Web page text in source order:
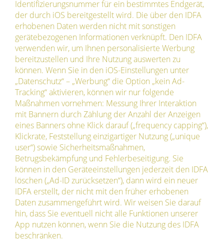
Identifizierungsnummer für ein bestimmtes Endgerät,
der durch iOS bereitgestellt wird. Die über den IDFA
erhobenen Daten werden nicht mit sonstigen
gerätebezogenen Informationen verknüpft. Den IDFA
verwenden wir, um Ihnen personalisierte Werbung
bereitzustellen und Ihre Nutzung auswerten zu
können. Wenn Sie in den iOS-Einstellungen unter
„Datenschutz“ – „Werbung“ die Option „kein Ad-
Tracking“ aktivieren, können wir nur folgende
Maßnahmen vornehmen: Messung Ihrer Interaktion
mit Bannern durch Zählung der Anzahl der Anzeigen
eines Banners ohne Klick darauf („frequency capping“),
Klickrate, Feststellung einzigartiger Nutzung („unique
user“) sowie Sicherheitsmaßnahmen,
Betrugsbekämpfung und Fehlerbeseitigung. Sie
können in den Geräteeinstellungen jederzeit den IDFA
löschen („Ad-ID zurücksetzen“), dann wird ein neuer
IDFA erstellt, der nicht mit den früher erhobenen
Daten zusammengeführt wird. Wir weisen Sie darauf
hin, dass Sie eventuell nicht alle Funktionen unserer
App nutzen können, wenn Sie die Nutzung des IDFA
beschränken.